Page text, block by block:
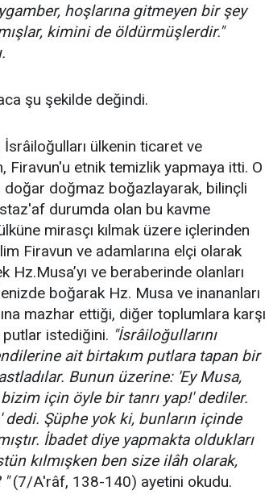
hoşlarına gitmeyen bir şey
kimini de öldürmüşlerdir."
şu şekilde değindi.
İsrâiloğulları ülkenin ticaret ve
Firavun'u etnik temizlik yapmaya itti. O
doğar doğmaz boğazlayarak, bilinçli
durumda olan bu kavme
mirasçı kılmak üzere içlerinden
Firavun ve adamlarına elçi olarak
ve beraberinde olanları
boğarak Hz. Musa ve inananları
mazhar ettiği, diğer toplumlara karşı
putlar istediğini. "İsrâiloğullarını
ait birtakım putlara tapan bir
Bunun üzerine: 'Ey Musa,
bizim için öyle bir tanrı yap!' dediler.
Şüphe yok ki, bunların içinde
İbadet diye yapmakta oldukları
kılmışken ben size ilâh olarak,
"(7/A'râf, 138-140) ayetini okudu.